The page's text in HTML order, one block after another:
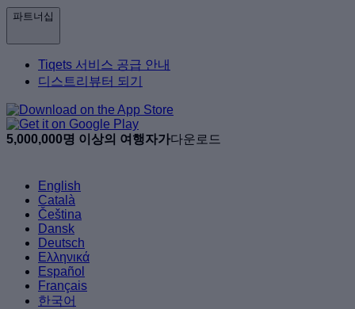
파트너십
Tiqets 서비스 공급 안내
디스트리뷰터 되기
5,000,000명 이상의 여행자가다운로드
English
Català
Čeština
Dansk
Deutsch
Ελληνικά
Español
Français
한국어